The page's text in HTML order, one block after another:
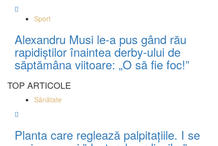
Sport
Alexandru Musi le-a pus gând rău
rapidiștilor înaintea derby-ului de
săptămâna viitoare: „O să fie foc!”
TOP ARTICOLE
Sănătate
Planta care reglează palpitațiile. I se